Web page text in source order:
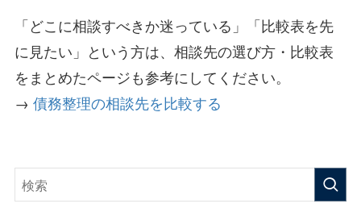
「どこに相談すべきか迷っている」「比較表を先
に見たい」という方は、相談先の選び方・比較表
をまとめたページも参考にしてください。
→ 債務整理の相談先を比較する